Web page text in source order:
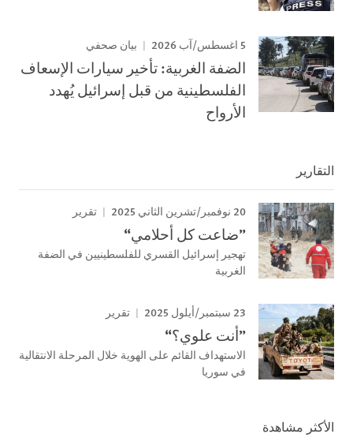
5 اغسطس/آب 2026 بيان صحفي
الضفة الغربية: تأخير سيارات الإسعاف
الفلسطينية من قبل إسرائيل يُهدد
الأرواح
التقارير
20 نوفمبر/تشرين الثاني 2025 تقرير
”ضاعت كل أحلامي“
تهجير إسرائيل القسري للفلسطينيين في الضفة
الغربية
23 سبتمبر/أيلول 2025 تقرير
”أنت علوي؟“
الاستهداف القائم على الهوية خلال المرحلة الانتقالية
في سوريا
الأكثر مشاهدة